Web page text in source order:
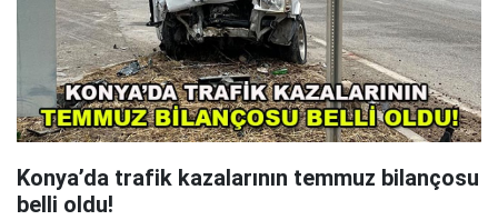
Konya’da trafik kazalarının temmuz bilançosu
belli oldu!